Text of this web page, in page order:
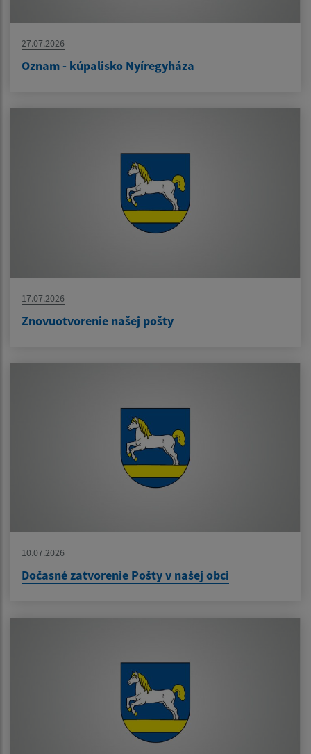
27.07.2026
Oznam - kúpalisko Nyíregyháza
17.07.2026
Znovuotvorenie našej pošty
10.07.2026
Dočasné zatvorenie Pošty v našej obci